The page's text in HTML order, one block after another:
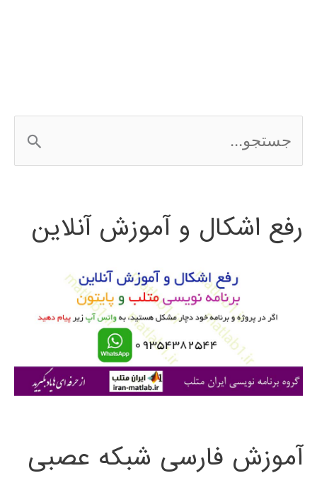
س
ج
ی
رفع اشکال و آموزش آنلاین
آموزش فارسی شبکه عصبی